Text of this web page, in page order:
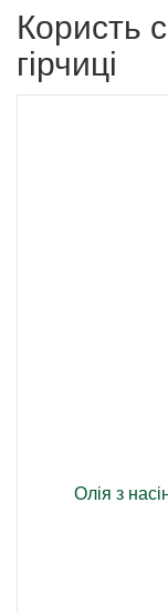
Користь
гірчиці
Олія з